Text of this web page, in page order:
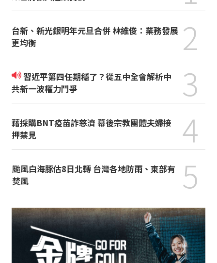
台新、新光銀明年元旦合併 林維俊：業務發展
更均衡
2
習近平第四任期穩了？從五中全會解析中
共新一波權力鬥爭
3
藉採購BNT疫苗詐慈濟 幕後宗教團體夫婦接
押禁見
4
颱風白海豚估8日北轉 台灣各地防雨、東部有
焚風
5